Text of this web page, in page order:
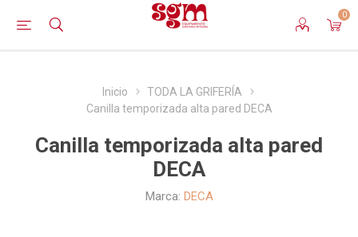
0
Inicio
TODA LA GRIFERÍA
Canilla temporizada alta pared DECA
Canilla temporizada alta pared
DECA
Marca: DECA